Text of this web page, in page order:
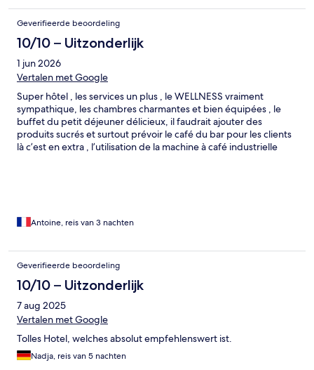
Geverifieerde beoordeling
10/10 – Uitzonderlijk
1 jun 2026
Vertalen met Google
Super hôtel , les services un plus , le WELLNESS vraiment
sympathique, les chambres charmantes et bien équipées , le
buffet du petit déjeuner délicieux, il faudrait ajouter des
produits sucrés et surtout prévoir le café du bar pour les clients
là c’est en extra , l’utilisation de la machine à café industrielle
Antoine, reis van 3 nachten
Geverifieerde beoordeling
10/10 – Uitzonderlijk
7 aug 2025
Vertalen met Google
Tolles Hotel, welches absolut empfehlenswert ist.
Nadja, reis van 5 nachten